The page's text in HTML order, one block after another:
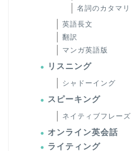
名詞のカタマリ
英語長文
翻訳
マンガ英語版
リスニング
シャドーイング
スピーキング
ネイティブフレーズ
オンライン英会話
ライティング